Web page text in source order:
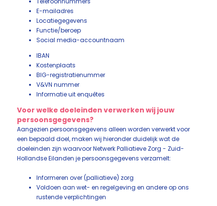
E-mailadres
Locatiegegevens
Functie/beroep
Social media-accountnaam
IBAN
Kostenplaats
BIG-registratienummer
V&VN nummer
Informatie uit enquêtes
Voor welke doeleinden verwerken wij jouw
persoonsgegevens?
Aangezien persoonsgegevens alleen worden verwerkt voor
een bepaald doel, maken wij hieronder duidelijk wat de
doeleinden zijn waarvoor Netwerk Palliatieve Zorg - Zuid-
Hollandse Eilanden je persoonsgegevens verzamelt:
Informeren over (palliatieve) zorg
Voldoen aan wet- en regelgeving en andere op ons
rustende verplichtingen